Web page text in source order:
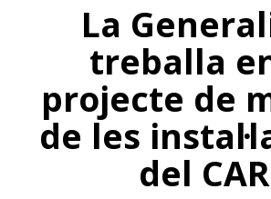
La
treballa
projecte de
de les
del CAR